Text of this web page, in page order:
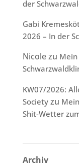
der
Gabi
2026 – In der
Nicolezu
KW07/2026:
Societyzu
Shit-Wetter
Archiv